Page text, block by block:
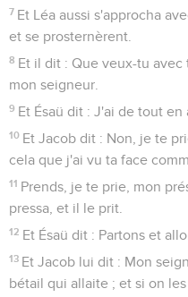
7 Et Léa aussi s'approcha
et se prosternèrent.
8 Et il dit : Que veux-tu
mon seigneur.
9 Et Ésaü dit : J'ai de tout
10 Et Jacob dit : Non, je te
cela que j'ai vu ta face
11 Prends, je te prie, mon
pressa, et il le prit.
12 Et Ésaü dit : Partons et
13 Et Jacob lui dit : Mon
bétail qui allaite ; et si on